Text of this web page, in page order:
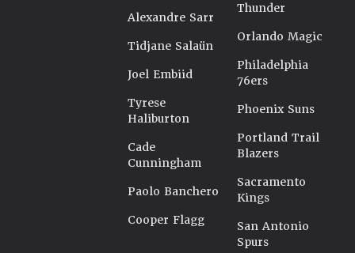
Alexandre Sarr
Tidjane Salaün
Joel Embiid
Tyrese
Haliburton
Cade
Cunningham
Paolo Banchero
Cooper Flagg
Thunder
Orlando Magic
Philadelphia
76ers
Phoenix Suns
Portland Trail
Blazers
Sacramento
Kings
San Antonio
Spurs